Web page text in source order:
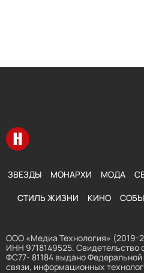
Перейти на главную
ЗВЕЗДЫ МОНАРХИ МОДА
СТИЛЬ ЖИЗНИ КИНО
ООО «Медиа Технология» (2019-
ИНН 9718149525.
ФС77- 81184 выдано
связи, информационных